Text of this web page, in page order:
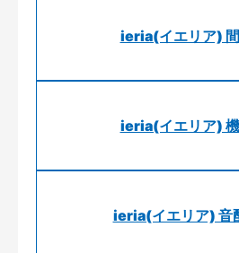
ieria(イエリア)
ieria(イエリア)
ieria(イエリア) 音